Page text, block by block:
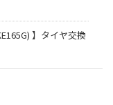
】タイヤ交換